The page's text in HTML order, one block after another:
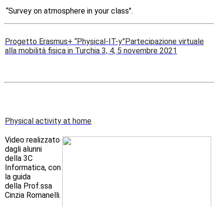
“Survey on atmosphere in your class".
Progetto Erasmus+ “Physical-IT-y”Partecipazione virtuale
alla mobilità fisica in Turchia 3, 4, 5 novembre 2021
Physical activity at home
Video realizzato
dagli alunni
della 3C
Informatica, con
la guida
della Prof.ssa
Cinzia Romanelli.